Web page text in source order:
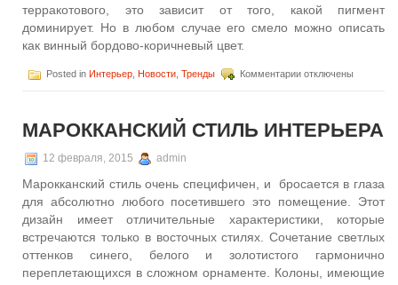
терракотового, это зависит от того, какой пигмент
доминирует. Но в любом случае его смело можно описать
как винный бордово-коричневый цвет.
Posted in Интерьер Новости Тренды Комментариик
цвет
версии
Pantone
отключены
МАРОККАНСКИЙ СТИЛЬ ИНТЕРЬЕРА
12 февраля, 2015 admin
Марокканский стиль очень специфичен, и бросается в глаза
для абсолютно любого посетившего это помещение. Этот
дизайн имеет отличительные характеристики, которые
встречаются только в восточных стилях. Сочетание светлых
оттенков синего, белого и золотистого гармонично
переплетающихся в сложном орнаменте. Колоны, имеющие